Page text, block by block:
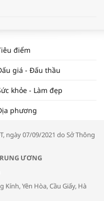
VÀ NĂM 2025 | NHỊP
#62
tiến thương mại: Khơi
cách phòng tránh bệnh
trong thời tiết giao mùa
điểm
giá - Đấu thầu
khỏe - Làm đẹp
phương
ngày 07/09/2021 do Sở Thông
ƯƠNG
Yên Hòa, Cầu Giấy, Hà